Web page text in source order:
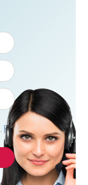
En